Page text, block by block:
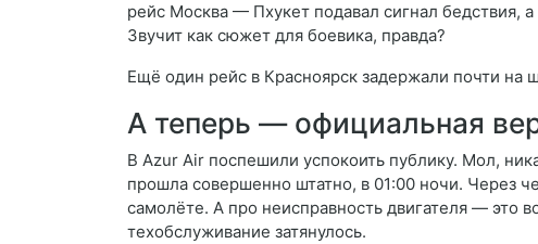
рейс Москва — Пхукет подавал сигнал бедствия,
Звучит как сюжет для боевика, правда?
Ещё один рейс в Красноярск задержали почти на
А теперь — официальная
В Azur Air поспешили успокоить публику. Мол,
прошла совершенно штатно, в 01:00 ночи. Через
самолёте. А про неисправность двигателя — это
техобслуживание затянулось.